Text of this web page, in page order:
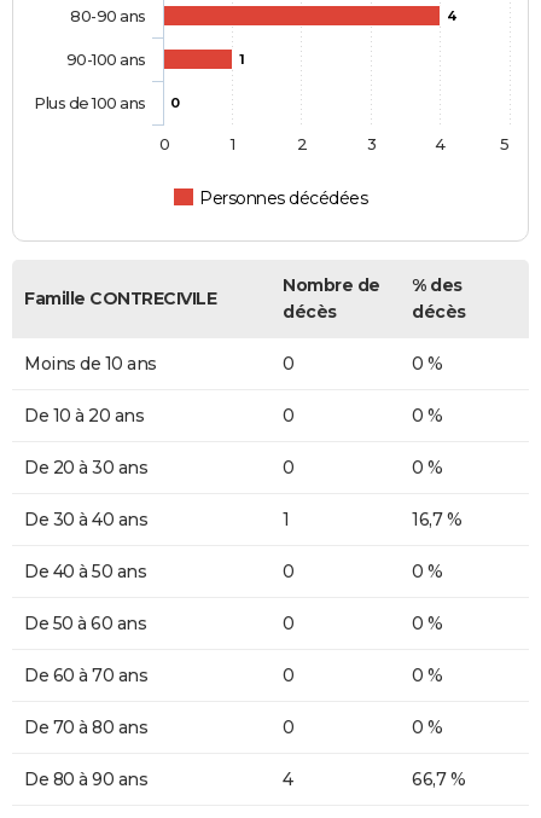
4
1
0
Personnes décédées
80-90 ans
90-100 ans
Plus de 100 ans
0 1 2 3 4 5
Famille CONTRECIVILE
Nombre de
décès
% des
décès
Moins de 10 ans 0 0 %
De 10 à 20 ans 0 0 %
De 20 à 30 ans 0 0 %
De 30 à 40 ans 1 16,7 %
De 40 à 50 ans 0 0 %
De 50 à 60 ans 0 0 %
De 60 à 70 ans 0 0 %
De 70 à 80 ans 0 0 %
De 80 à 90 ans 4 66,7 %